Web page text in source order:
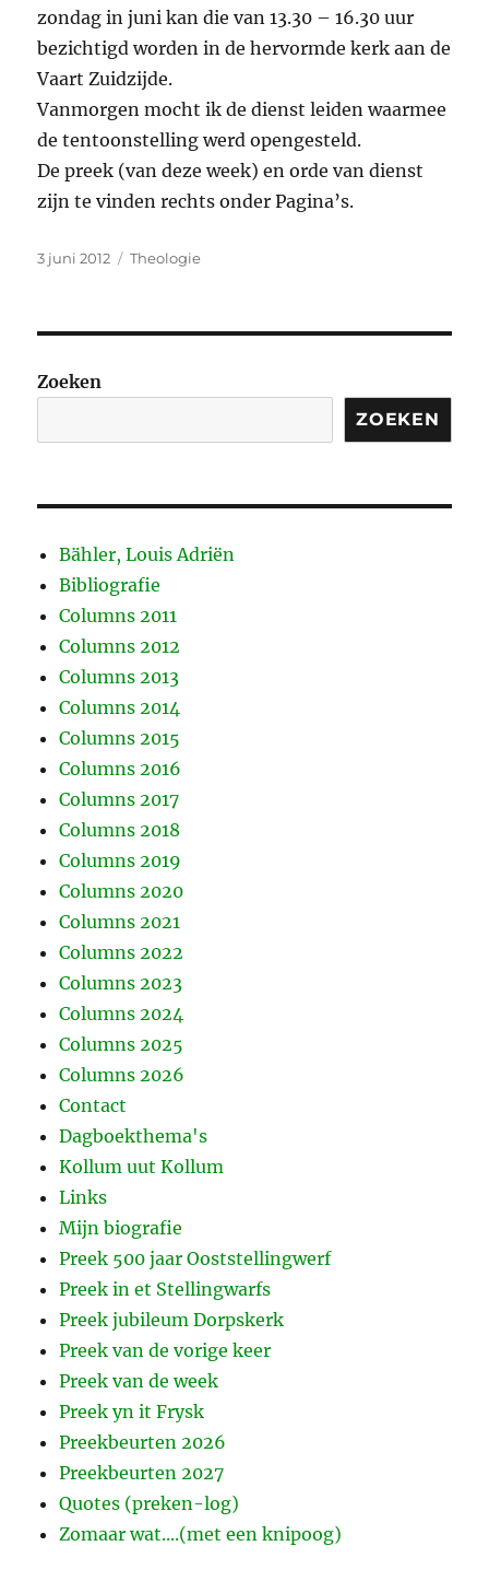
zondag in juni kan die van 13.30 – 16.30 uur
bezichtigd worden in de hervormde kerk aan de
Vaart Zuidzijde.
Vanmorgen mocht ik de dienst leiden waarmee
de tentoonstelling werd opengesteld.
De preek (van deze week) en orde van dienst
zijn te vinden rechts onder Pagina’s.
Geplaatst
3 juni 2012 Categorieën
Theologie
Zoeken
ZOEKEN
Bähler, Louis Adriën
Bibliografie
Columns 2011
Columns 2012
Columns 2013
Columns 2014
Columns 2015
Columns 2016
Columns 2017
Columns 2018
Columns 2019
Columns 2020
Columns 2021
Columns 2022
Columns 2023
Columns 2024
Columns 2025
Columns 2026
Contact
Dagboekthema's
Kollum uut Kollum
Links
Mijn biografie
Preek 500 jaar Ooststellingwerf
Preek in et Stellingwarfs
Preek jubileum Dorpskerk
Preek van de vorige keer
Preek van de week
Preek yn it Frysk
Preekbeurten 2026
Preekbeurten 2027
Quotes (preken-log)
Zomaar wat....(met een knipoog)